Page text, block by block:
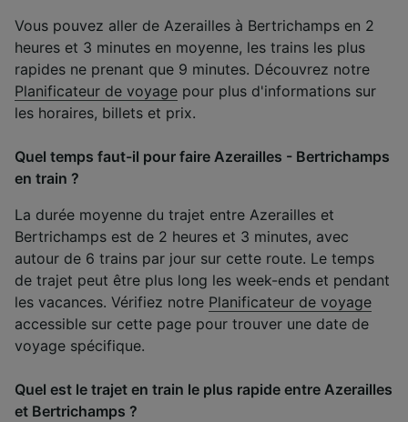
Vous pouvez aller de Azerailles à Bertrichamps en 2
heures et 3 minutes en moyenne, les trains les plus
rapides ne prenant que 9 minutes. Découvrez notre
Planificateur de voyage pour plus d'informations sur
les horaires, billets et prix.
Quel temps faut-il pour faire Azerailles - Bertrichamps
en train ?
La durée moyenne du trajet entre Azerailles et
Bertrichamps est de 2 heures et 3 minutes, avec
autour de 6 trains par jour sur cette route. Le temps
de trajet peut être plus long les week-ends et pendant
les vacances. Vérifiez notre Planificateur de voyage
accessible sur cette page pour trouver une date de
voyage spécifique.
Quel est le trajet en train le plus rapide entre Azerailles
et Bertrichamps ?